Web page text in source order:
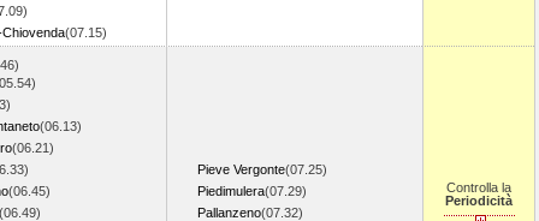
(07.15)
(06.13)
(06.21)
(06.45)
(06.49)
Pieve Vergonte(07.25)
Piedimulera(07.29)
Pallanzeno(07.32)
Controlla la
Periodicità